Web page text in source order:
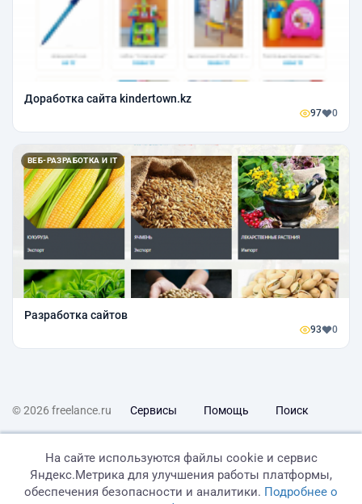
Доработка сайта kindertown.kz
97 0
ВЕБ-РАЗРАБОТКА И IT
Разработка сайтов
93 0
© 2026 freelance.ru Сервисы Помощь Поиск
Дисклеймер о ЗоЗПП Отказ от ответственности
На сайте используются файлы cookie и сервис
Яндекс.Метрика для улучшения работы платформы,
обеспечения безопасности и аналитики. Подробнее о